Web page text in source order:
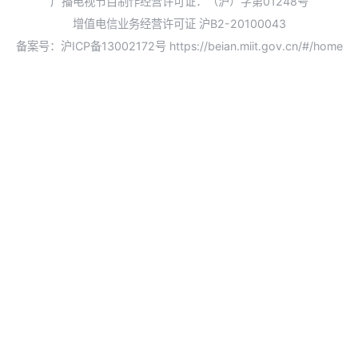
增值电信业务经营许可证 沪B2-20100043
备案号：沪ICP备13002172号 https://beian.miit.gov.cn/#/home